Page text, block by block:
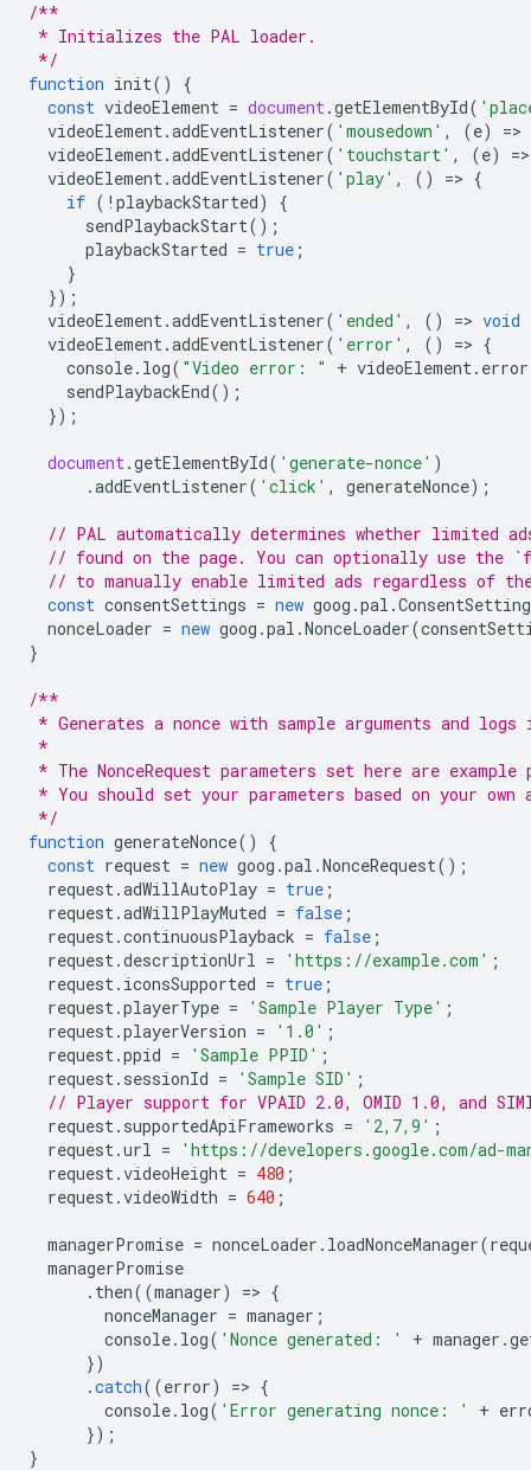
/**
* Initializes the PAL loader.
*/
function init()
{
const videoElement = document.getElementById(
videoElement.addEventListener( 'mousedown' , (e) =>
videoElement.addEventListener( 'touchstart' , (e) =>
videoElement.addEventListener( 'play' , () => {
if ( ! playbackStarted)
{
sendPlaybackStart();
playbackStarted = true ;
}
});
videoElement.addEventListener( 'ended' , () => void
videoElement.addEventListener( 'error' , () => {
console. log( "Video error: " + videoElement. error
sendPlaybackEnd();
});
document.getElementById( 'generate-nonce' )
.addEventListener( 'click' , generateNonce);
// PAL automatically determines whether limited
// found on the page. You can optionally use the
// to manually enable limited ads regardless of
const consentSettings = new goog .pal .
nonceLoader = new goog .pal .NonceLoader(
}
/**
* Generates a nonce with sample arguments and
*
* The NonceRequest parameters set here are example
* You should set your parameters based on your
*/
function generateNonce()
{
const request = new goog .pal .NonceRequest();
request.adWillAutoPlay = true ;
request.adWillPlayMuted = false ;
request.continuousPlayback = false ;
request.descriptionUrl = 'https://example.com' ;
request. iconsSupported = true ;
request.playerType = 'Sample Player Type' ;
request.playerVersion = '1.0' ;
request.ppid = 'Sample PPID' ;
request. sessionId = 'Sample SID' ;
// Player support for VPAID 2.0, OMID 1.0, and
request. supportedApiFrameworks = '2,7,9' ;
request.url =
'https://developers.google.com/ad-
request.videoHeight = 480 ;
request.videoWidth = 640 ;
managerPromise = nonceLoader . loadNonceManager(
managerPromise
. then((manager) => {
nonceManager = manager ;
console. log( 'Nonce generated: ' + manager .
})
.catch((error) => {
console. log( 'Error generating nonce: ' +
});
}